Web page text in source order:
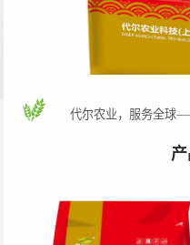
代尔农业，服务全球